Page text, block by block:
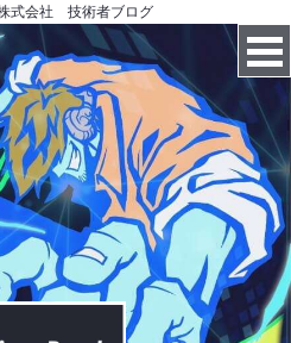
式会社 技術者ブログ